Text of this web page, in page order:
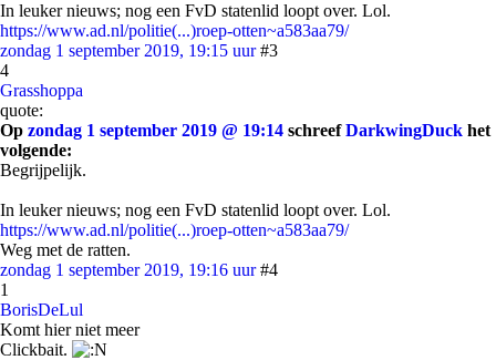
In leuker nieuws; nog een FvD statenlid loopt over. Lol.
https://www.ad.nl/politie(...)roep-otten~a583aa79/
zondag 1 september 2019, 19:15 uur #3
4
Grasshoppa
quote:
Op zondag 1 september 2019 @ 19:14 schreefDarkwingDuck het
volgende:
Begrijpelijk.
In leuker nieuws; nog een FvD statenlid loopt over. Lol.
https://www.ad.nl/politie(...)roep-otten~a583aa79/
Weg met de ratten.
zondag 1 september 2019, 19:16 uur #4
1
BorisDeLul
Komt hier niet meer
Clickbait.